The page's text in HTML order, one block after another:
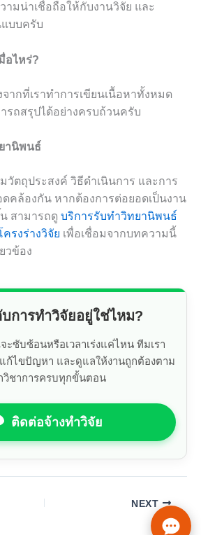
ามน่าเชื่อถือให้กับงานวิจัย และ
แบบครับ
อไหร่?
ากที่เราทำการเขียนเนื้อหาทั้งหมด
รถสรุปได้อย่างครบถ้วนครับ
านิพนธ์
วัตถุประสงค์ วิธีดำเนินการ และการ
คล้องกัน หากต้องการต่อยอดเป็นงาน
สามารถดู บริการรับทำวิทยานิพนธ์
รงร่างวิจัย เพื่อเชื่อมจากบทความนี้
วข้อง
การทำวิจัยอยู่ใช่ไหม?
ซับซ้อนหรือเวลาเร่งแค่ไหน ทีมเรา
ก้ไขปัญหา และดูแลให้งานถูกต้องตาม
วิชาการครบทุกขั้นตอน
ติดต่อจ้างทำวิจัย
NEXT